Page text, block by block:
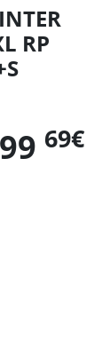
RP
99 69€